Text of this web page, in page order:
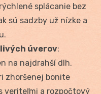
splácanie bez
sú sadzby už nízke a
úverov:
na najdrahší dlh.
zhoršenej bonite
veriteľmi a rozpočtový